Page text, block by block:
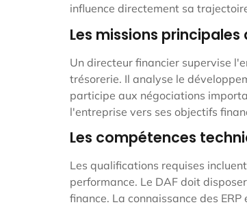
influence directement sa
Les missions principales
Un directeur financier supervise
trésorerie. Il analyse le
participe aux négociations
l'entreprise vers ses objectifs
Les compétences
Les qualifications requises
performance. Le DAF doit
finance. La connaissance des